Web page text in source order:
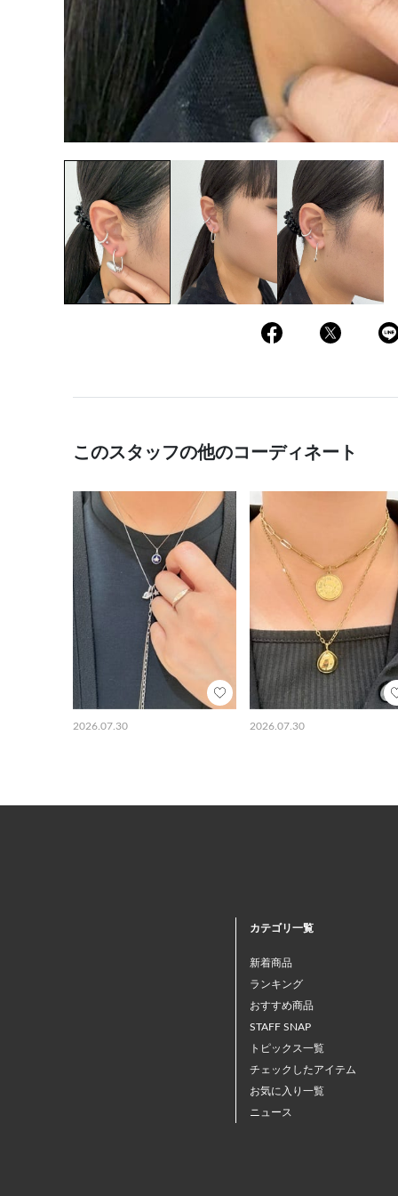
このスタッフの他のコーディネート
2026.07.30 2026.07.30
カテゴリ一覧
新着商品
ランキング
おすすめ商品
STAFF SNAP
トピックス一覧
チェックしたアイテム
お気に入り一覧
ニュース